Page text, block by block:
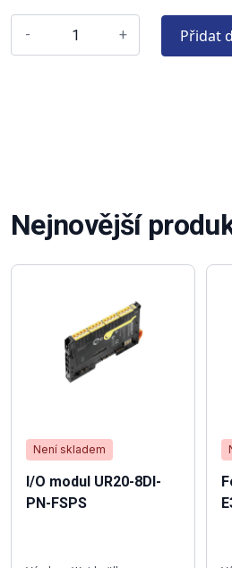
- + Přidat
Nejnovější
Není skladem
I/O modul UR20-8DI-
PN-FSPS